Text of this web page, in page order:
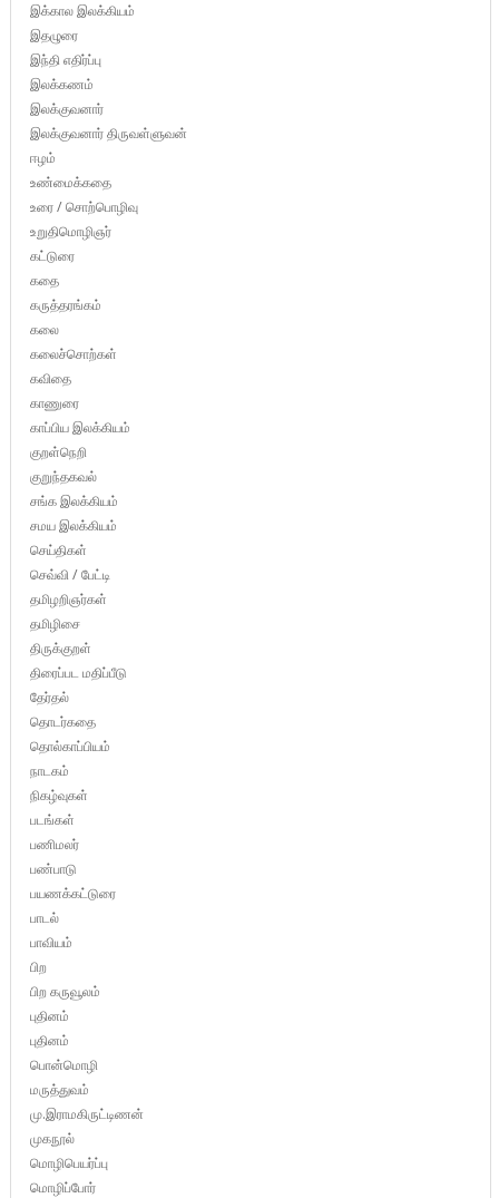
இக்கால இலக்கியம்
இதழுரை
இந்தி எதிர்ப்பு
இலக்கணம்
இலக்குவனார்
இலக்குவனார் திருவள்ளுவன்
ஈழம்
உண்மைக்கதை
உரை / சொற்பொழிவு
உறுதிமொழிஞர்
கட்டுரை
கதை
கருத்தரங்கம்
கலை
கலைச்சொற்கள்
கவிதை
காணுரை
காப்பிய இலக்கியம்
குறள்நெறி
குறுந்தகவல்
சங்க இலக்கியம்
சமய இலக்கியம்
செய்திகள்
செவ்வி / பேட்டி
தமிழறிஞர்கள்
தமிழிசை
திருக்குறள்
திரைப்பட மதிப்பீடு
தேர்தல்
தொடர்கதை
தொல்காப்பியம்
நாடகம்
நிகழ்வுகள்
படங்கள்
பணிமலர்
பண்பாடு
பயணக்கட்டுரை
பாடல்
பாவியம்
பிற
பிற கருவூலம்
புதினம்
புதினம்
பொன்மொழி
மருத்துவம்
மு.இராமகிருட்டிணன்
முகநூல்
மொழிபெயர்ப்பு
மொழிப்போர்